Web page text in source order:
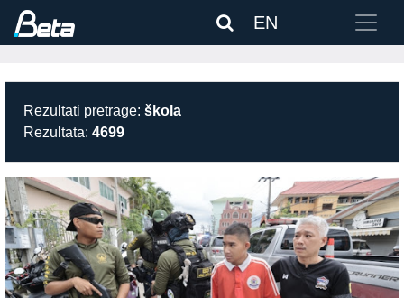
EN
Rezultati pretrage: škola
Rezultata: 4699